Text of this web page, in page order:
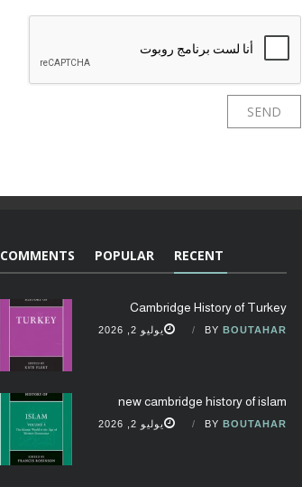
RECENT
POPULAR
COMMENTS
Cambridge History of Turkey
BY BOUTAHAR يوليو 2, 2026
new cambridge history of islam
BY BOUTAHAR يوليو 2, 2026